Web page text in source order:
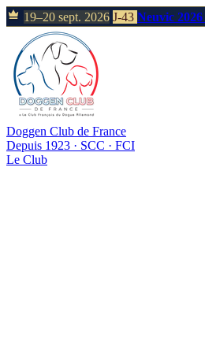
19–20 sept. 2026 J-43 Neuvic 2026
Doggen Club de France
Depuis 1923 · SCC · FCI
Le Club